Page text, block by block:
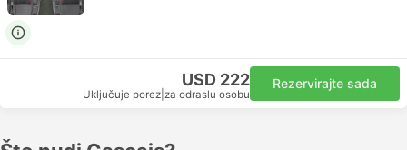
USD 222
Uključuje porez za odraslu osobu
Rezervirajte sada